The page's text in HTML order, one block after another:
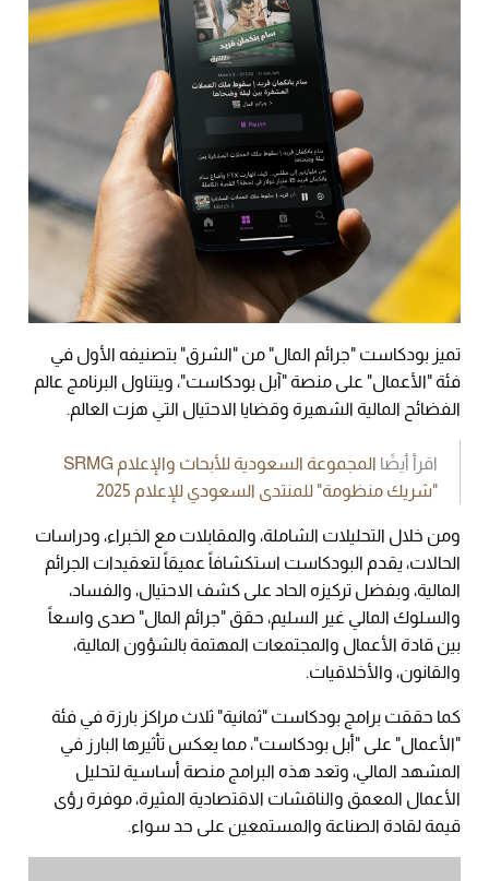
تميز بودكاست "جرائم المال" من "الشرق" بتصنيفه الأول في
فئة "الأعمال" على منصة "آبل بودكاست"، ويتناول البرنامج عالم
الفضائح المالية الشهيرة وقضايا الاحتيال التي هزت العالم.
اقرأ أيضًا
المجموعة السعودية للأبحاث والإعلام SRMG
"شريك منظومة" للمنتدى السعودي للإعلام 2025
ومن خلال التحليلات الشاملة، والمقابلات مع الخبراء، ودراسات
الحالات، يقدم البودكاست استكشافاً عميقاً لتعقيدات الجرائم
المالية، وبفضل تركيزه الحاد على كشف الاحتيال، والفساد،
والسلوك المالي غير السليم، حقق "جرائم المال" صدى واسعاً
بين قادة الأعمال والمجتمعات المهتمة بالشؤون المالية،
والقانون، والأخلاقيات.
كما حققت برامج بودكاست "ثمانية" ثلاث مراكز بارزة في فئة
"الأعمال" على "أبل بودكاست"، مما يعكس تأثيرها البارز في
المشهد المالي، وتعد هذه البرامج منصة أساسية لتحليل
الأعمال المعمق والناقشات الاقتصادية المثيرة، موفرة رؤى
قيمة لقادة الصناعة والمستمعين على حد سواء.